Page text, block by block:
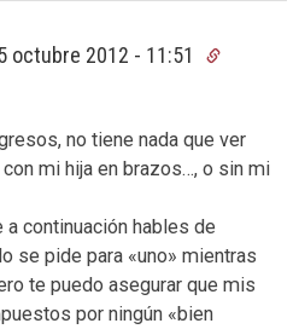
octubre 2012 - 11:51
no tiene nada que ver
mi hija en brazos…, o sin mi
continuación hables de
se pide para «uno» mientras
te puedo asegurar que mis
por ningún «bien